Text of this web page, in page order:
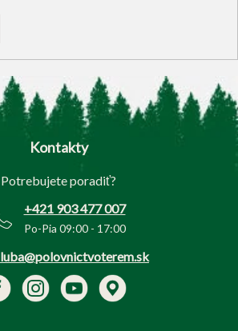
Kontakty
Potrebujete poradiť?
+421 903 477 007
Po-Pia 09:00 - 17:00
luba@polovnictvoterem.sk